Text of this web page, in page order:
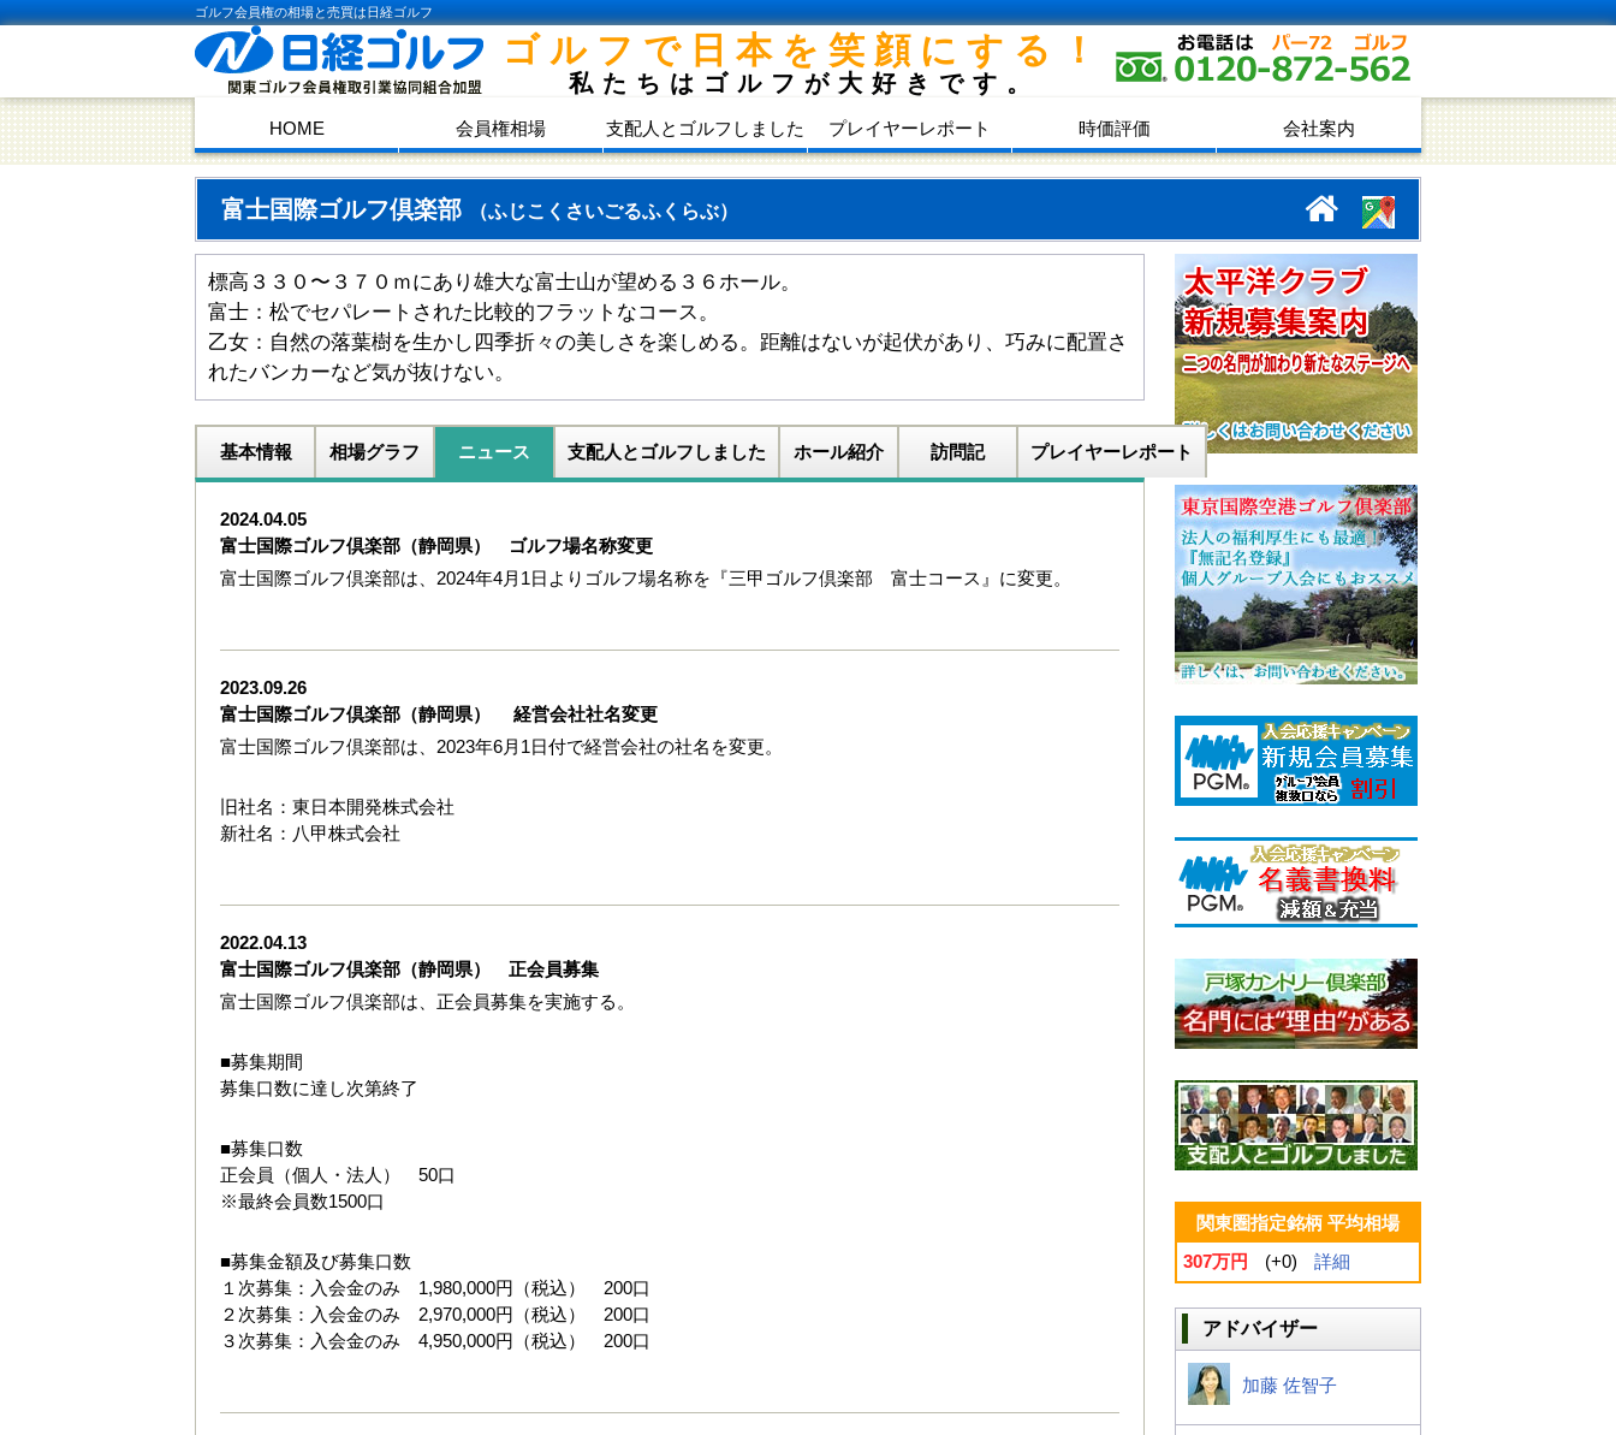
ゴルフ会員権の相場と売買は日経ゴルフ
ゴルフで日本を笑顔にする！
私たちはゴルフが大好きです。
HOME 会員権相場 支配人とゴルフしました プレイヤーレポート 時価評価 会社案内
富士国際ゴルフ倶楽部 （ふじこくさいごるふくらぶ）
標高３３０〜３７０ｍにあり雄大な富士山が望める３６ホール。
富士：松でセパレートされた比較的フラットなコース。
乙女：自然の落葉樹を生かし四季折々の美しさを楽しめる。距離はないが起伏があり、巧みに配置さ
れたバンカーなど気が抜けない。
基本情報 相場グラフ ニュース 支配人とゴルフしました ホール紹介 訪問記 プレイヤーレポート
2024.04.05
富士国際ゴルフ倶楽部（静岡県） ゴルフ場名称変更
富士国際ゴルフ倶楽部は、2024年4月1日よりゴルフ場名称を『三甲ゴルフ倶楽部 富士コース』に変更。
2023.09.26
富士国際ゴルフ倶楽部（静岡県） 経営会社社名変更
富士国際ゴルフ倶楽部は、2023年6月1日付で経営会社の社名を変更。
旧社名：東日本開発株式会社
新社名：八甲株式会社
2022.04.13
富士国際ゴルフ倶楽部（静岡県） 正会員募集
富士国際ゴルフ倶楽部は、正会員募集を実施する。
■募集期間
募集口数に達し次第終了
■募集口数
正会員（個人・法人） 50口
※最終会員数1500口
■募集金額及び募集口数
１次募集：入会金のみ 1,980,000円（税込） 200口
２次募集：入会金のみ 2,970,000円（税込） 200口
３次募集：入会金のみ 4,950,000円（税込） 200口
関東圏指定銘柄 平均相場
307万円
(+0) 詳細
アドバイザー
加藤 佐智子